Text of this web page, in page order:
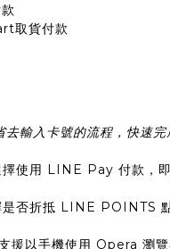
取貨付款
去輸入卡號的流程，快速
擇使用 LINE Pay 付款，
否折抵 LINE POINTS
援以手機使用 Opera 瀏